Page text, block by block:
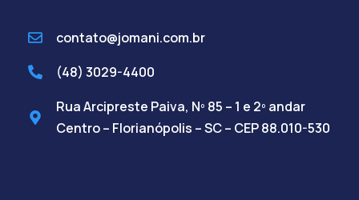
contato@jomani.com.br
(48) 3029-4400
Rua Arcipreste Paiva, Nº 85 – 1 e 2º andar
Centro – Florianópolis – SC – CEP 88.010-530